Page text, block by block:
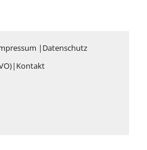
| Datenschutz
| Kontakt